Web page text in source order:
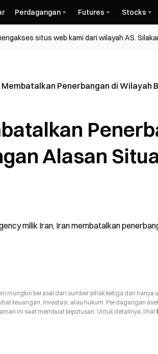
Perdagangan Futures Stocks
situs web kami dari wilayah AS.
Membatalkan Penerbangan di Wilayah
Alasan
milik Iran, Iran membatalkan
mungkin berasal dari sumber pihak ketiga dan
keuangan, investasi, atau hukum. Perdagangan
ini saat membuat keputusan. Untuk detailnya, lihat